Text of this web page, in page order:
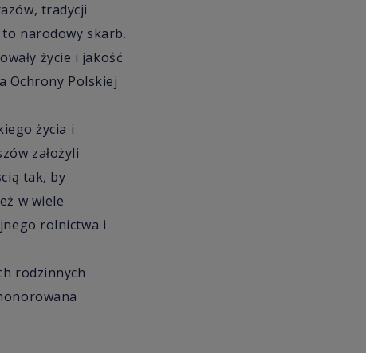
tradycji
narodowy skarb.
życie i jakość
Ochrony Polskiej
życia i
założyli
tak, by
w wiele
rolnictwa i
rodzinnych